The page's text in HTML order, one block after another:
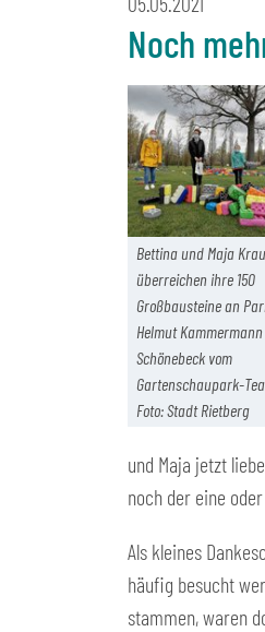
Noch
Bettina und Maja
überreichen ihre 150
Großbausteine an
Helmut
Schönebeck vom
Gartenschaupark-
Foto: Stadt Rietberg
und Maja jetzt
noch der eine
Als kleines
häufig besucht
stammen, waren